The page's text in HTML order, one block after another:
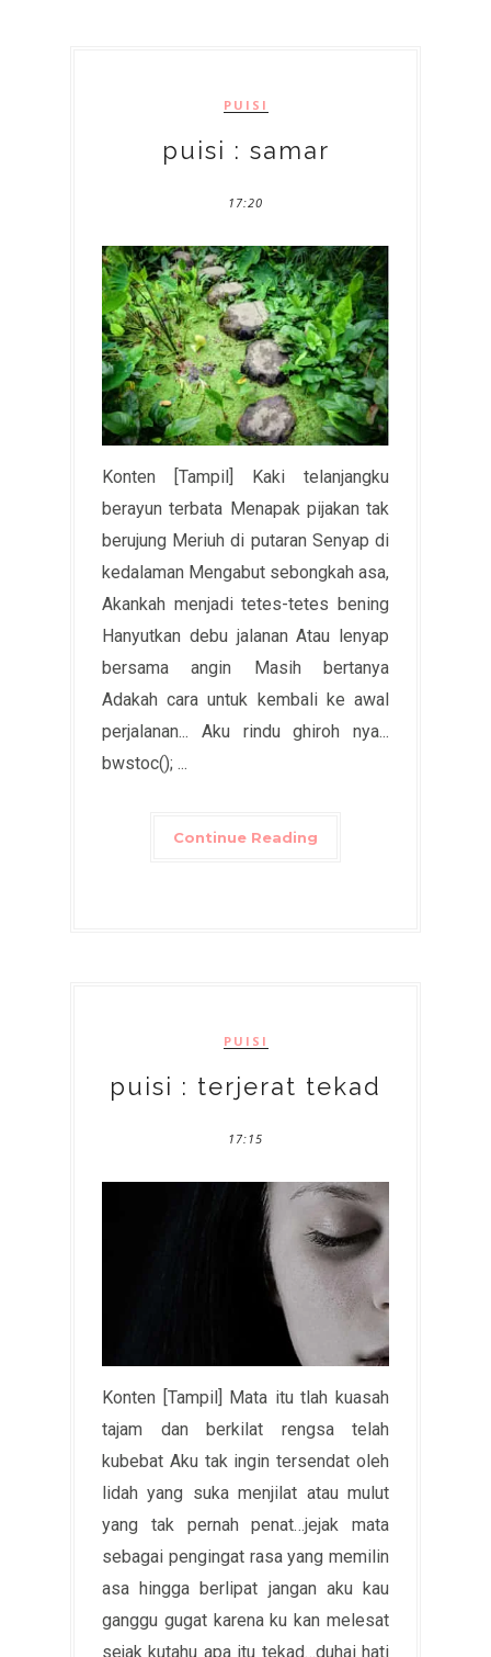
PUISI
puisi : samar
17:20
Konten [Tampil] Kaki telanjangku
berayun terbata Menapak pijakan tak
berujung Meriuh di putaran Senyap di
kedalaman Mengabut sebongkah asa,
Akankah menjadi tetes-tetes bening
Hanyutkan debu jalanan Atau lenyap
bersama angin Masih bertanya
Adakah cara untuk kembali ke awal
perjalanan... Aku rindu ghiroh nya...
bwstoc(); ...
Continue Reading
PUISI
puisi : terjerat tekad
17:15
Konten [Tampil] Mata itu tlah kuasah
tajam dan berkilat rengsa telah
kubebat Aku tak ingin tersendat oleh
lidah yang suka menjilat atau mulut
yang tak pernah penat…jejak mata
sebagai pengingat rasa yang memilin
asa hingga berlipat jangan aku kau
ganggu gugat karena ku kan melesat
sejak kutahu apa itu tekad…duhai hati